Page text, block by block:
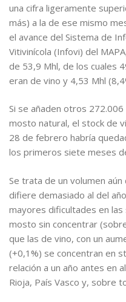
una cifra ligeramente
más) a la de ese mismo
el avance del Sistema de
Vitivinícola (Infovi) del
de 53,9 Mhl, de los cuales
eran de vino y 4,53 Mhl
Si se añaden otros
mosto natural, el stock de
28 de febrero habría
los primeros siete meses
Se trata de un volumen
difiere demasiado al del
mayores dificultades en las
mosto sin concentrar
que las de vino, con un
(+0,1%) se concentran en
relación a un año antes en
Rioja, País Vasco y, sobre